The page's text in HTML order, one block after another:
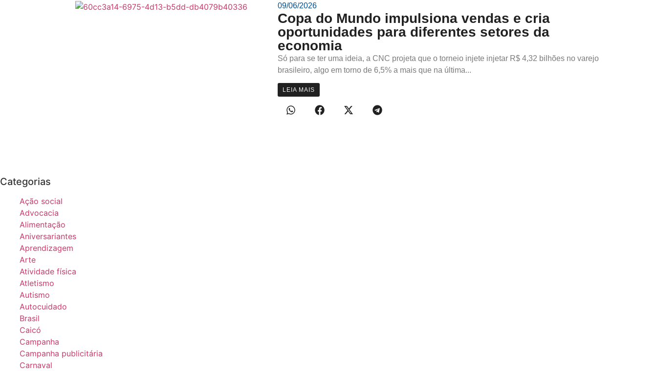
09/06/2026
Copa do Mundo impulsiona vendas e cria
oportunidades para diferentes setores da
economia
Só para se ter uma ideia, a CNC projeta que o torneio injete injetar R$ 4,32 bilhões no varejo
brasileiro, algo em torno de 6,5% a mais que na última...
LEIA MAIS
Categorias
Ação social
Advocacia
Alimentação
Aniversariantes
Aprendizagem
Arte
Atividade física
Atletismo
Autismo
Autocuidado
Brasil
Caicó
Campanha
Campanha publicitária
Carnaval